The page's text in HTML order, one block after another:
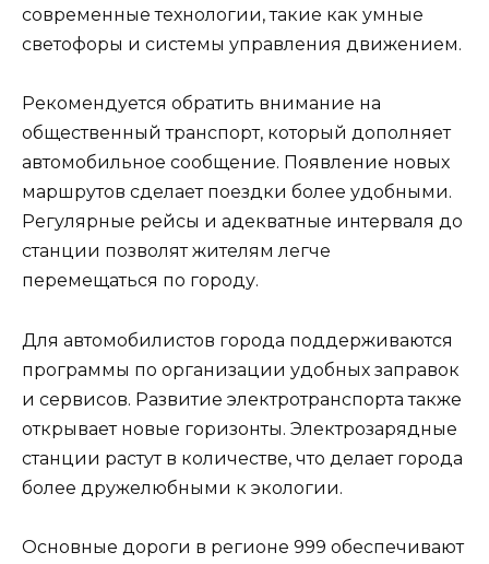
современные технологии, такие как умные
светофоры и системы управления движением.
Рекомендуется обратить внимание на
общественный транспорт, который дополняет
автомобильное сообщение. Появление новых
маршрутов сделает поездки более удобными.
Регулярные рейсы и адекватные интерваля до
станции позволят жителям легче
перемещаться по городу.
Для автомобилистов города поддерживаются
программы по организации удобных заправок
и сервисов. Развитие электротранспорта также
открывает новые горизонты. Электрозарядные
станции растут в количестве, что делает города
более дружелюбными к экологии.
Основные дороги в регионе 999 обеспечивают